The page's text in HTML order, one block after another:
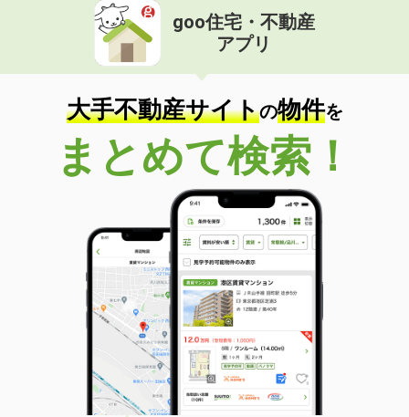
goo住宅・不動産
アプリ
大手不動産サイトの物件を
まとめて検索！